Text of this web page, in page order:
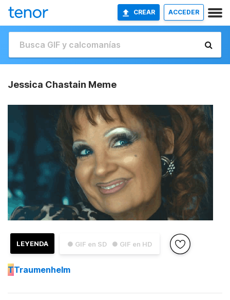
CREAR ACCEDER
Jessica Chastain Meme
● GIF en SD ● GIF en HD
LEYENDA
TTraumenhelm